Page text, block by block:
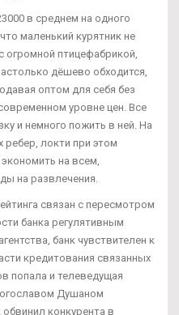
в среднем на одного
маленький курятник не
огромной птицефабрикой,
дёшево обходится,
оптом для себя без
уровне цен. Все
и немного пожить в ней. На
ребер, локти при этом
на всем,
на развлечения.
связан с пересмотром
банка регулятивным
банк чувствителен к
кредитования связанных
попала и телеведущая
Душаном
конкурента в